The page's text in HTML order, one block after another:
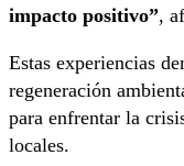
impacto positivo”,
Estas experiencias
regeneración
para enfrentar la
locales.